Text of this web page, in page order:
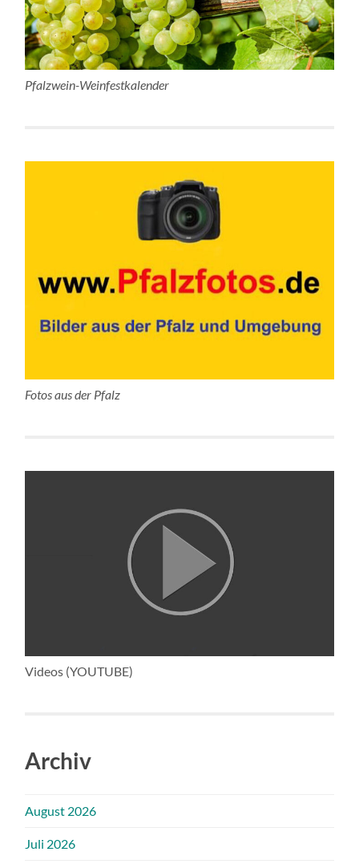
Pfalzwein-Weinfestkalender
Fotos aus der Pfalz
Videos (YOUTUBE)
Archiv
August 2026
Juli 2026